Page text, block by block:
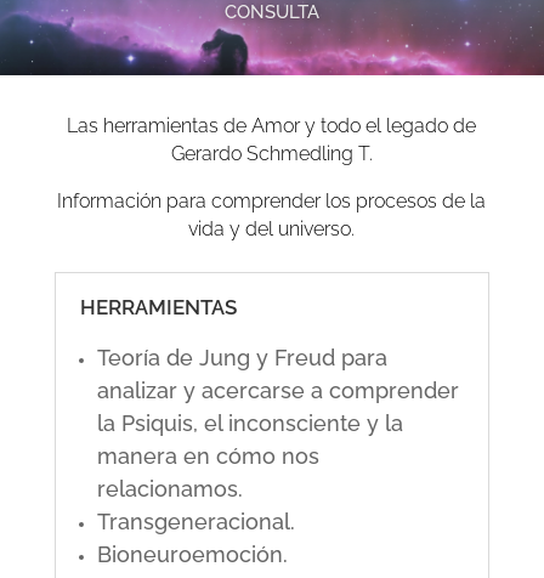
CONSULTA
Las herramientas de Amor y todo el legado de
Gerardo Schmedling T.
Información para comprender los procesos de la
vida y del universo.
HERRAMIENTAS
Teoría de Jung y Freud para
analizar y acercarse a comprender
la Psiquis, el inconsciente y la
manera en cómo nos
relacionamos.
Transgeneracional.
Bioneuroemoción.